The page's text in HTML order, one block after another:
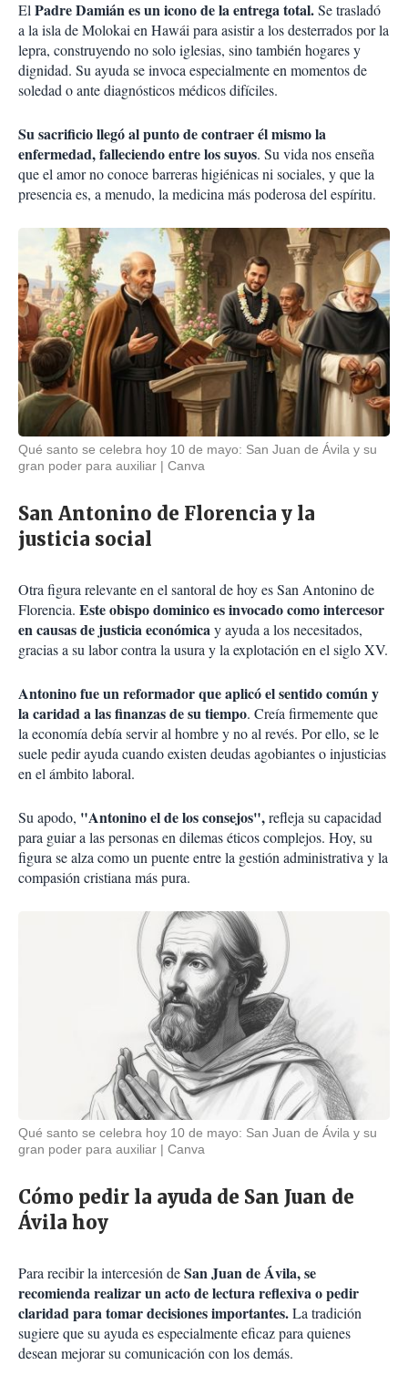
ElPadre Damián es un icono de la entrega total.Se trasladó
a la isla de Molokai en Hawái para asistir a los desterrados por la
lepra, construyendo no solo iglesias, sino también hogares y
dignidad. Su ayuda se invoca especialmente en momentos de
soledad o ante diagnósticos médicos difíciles.
Su sacrificio llegó al punto de contraer él mismo la
enfermedad, falleciendo entre los suyos. Su vida nos enseña
que el amor no conoce barreras higiénicas ni sociales, y que la
presencia es, a menudo, la medicina más poderosa del espíritu.
Qué santo se celebra hoy 10 de mayo: San Juan de Ávila y su
gran poder para auxiliar
Canva
San Antonino de Florencia y la
justicia social
Otra figura relevante en el santoral de hoy es San Antonino de
Florencia. Este obispo dominico es invocado como intercesor
en causas de justicia económicay ayuda a los necesitados,
gracias a su labor contra la usura y la explotación en el siglo XV.
Antonino fue un reformador que aplicó el sentido común y
la caridad a las finanzas de su tiempo. Creía firmemente que
la economía debía servir al hombre y no al revés. Por ello, se le
suele pedir ayuda cuando existen deudas agobiantes o injusticias
en el ámbito laboral.
Su apodo, "Antonino el de los consejos",refleja su capacidad
para guiar a las personas en dilemas éticos complejos. Hoy, su
figura se alza como un puente entre la gestión administrativa y la
compasión cristiana más pura.
Qué santo se celebra hoy 10 de mayo: San Juan de Ávila y su
gran poder para auxiliar
Canva
Cómo pedir la ayuda de San Juan de
Ávila hoy
Para recibir la intercesión deSan Juan de Ávila, se
recomienda realizar un acto de lectura reflexiva o pedir
claridad para tomar decisiones importantes.La tradición
sugiere que su ayuda es especialmente eficaz para quienes
desean mejorar su comunicación con los demás.